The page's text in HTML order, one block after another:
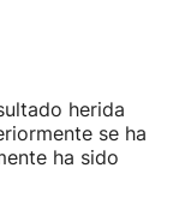
herida
se ha
ha sido